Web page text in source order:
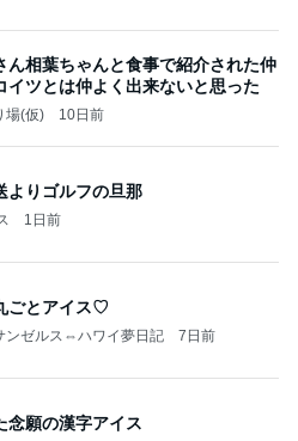
ん相葉ちゃんと食事で紹介された仲
イツとは仲よく出来ないと思った
場(仮) 10日前
よりゴルフの旦那
1日前
ごとアイス♡
ンゼルス⇔ハワイ夢日記 7日前
念願の漢字アイス